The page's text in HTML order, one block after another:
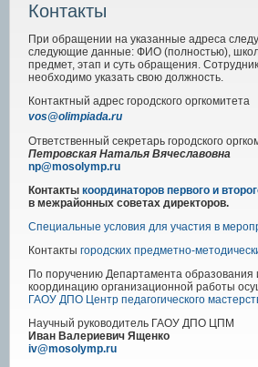
Контакты
При обращении на указанные адреса
следующие данные: ФИО (полностью),
предмет, этап и суть обращения.
необходимо указать свою должность.
Контактный адрес городского оргкомитета
vos@olimpiada.ru
Ответственный секретарь городского
Петровская Наталья Вячеславовна
np@mosolymp.ru
Контакты координаторов первого и
в межрайонных советах директоров.
Специальные условия для участия в
Контакты городских предметно-
По поручению Департамента образования
координацию организационной работы
ГАОУ ДПО Центр педагогического
Научный руководитель ГАОУ ДПО ЦПМ
Иван Валериевич Ященко
iv@mosolymp.ru